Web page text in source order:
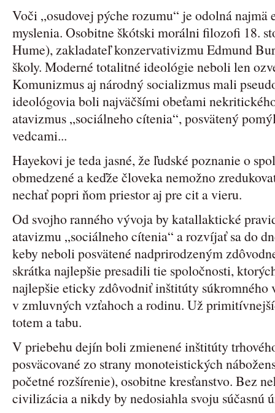
Voči „osudovej pýche rozumu“ je odolná
myslenia. Osobitne škótski morálni filozofi 18.
Hume), zakladateľ konzervativizmu Edmund
školy. Moderné totalitné ideológie neboli len
Komunizmus aj národný socializmus mali
ideológovia boli najväčšími obeťami
atavizmus „sociálneho cítenia“, posvätený
vedcami...
Hayekovi je teda jasné, že ľudské poznanie o
obmedzené a keďže človeka nemožno
nechať popri ňom priestor aj pre cit a vieru.
Od svojho ranného vývoja by katallaktické
atavizmu „sociálneho cítenia“ a rozvíjať sa do
keby neboli posvätené nadprirodzeným
skrátka najlepšie presadili tie spoločnosti,
najlepšie eticky zdôvodniť inštitúty súkromného
v zmluvných vzťahoch a rodinu. Už
totem a tabu.
V priebehu dejín boli zmienené inštitúty
posväcované zo strany monoteistických
početné rozšírenie), osobitne kresťanstvo. Bez
civilizácia a nikdy by nedosiahla svoju súčasnú